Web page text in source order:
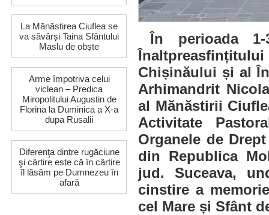
La Mănăstirea Ciuflea se
va săvârși Taina Sfântului
Maslu de obște
Arme împotriva celui
viclean – Predica
Miropolitului Augustin de
Florina la Duminica a X-a
dupa Rusalii
Diferenţa dintre rugăciune
şi cârtire este că în cârtire
îl lăsăm pe Dumnezeu în
afară
În perioada 1-
Chișinăului și al
Arhimandrit
al Mănăstirii
Activitate
Organele de
din Republica
jud. Suceava,
cinstire a
cel Mare și Sfânt